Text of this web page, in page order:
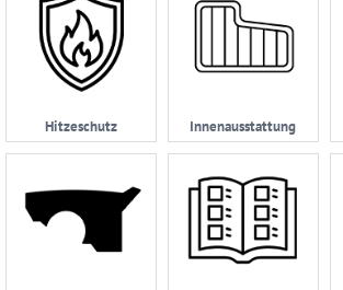
Hitzeschutz Innenausstattung